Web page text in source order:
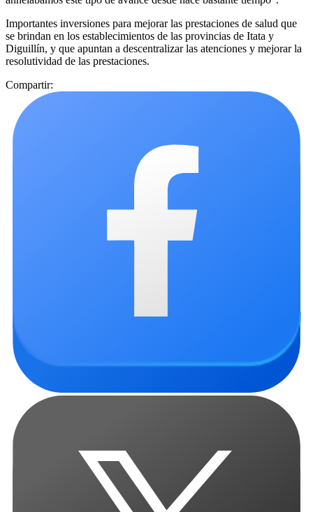
Importantes inversiones para mejorar las prestaciones de salud que
se brindan en los establecimientos de las provincias de Itata y
Diguillín, y que apuntan a descentralizar las atenciones y mejorar la
resolutividad de las prestaciones.
Compartir: